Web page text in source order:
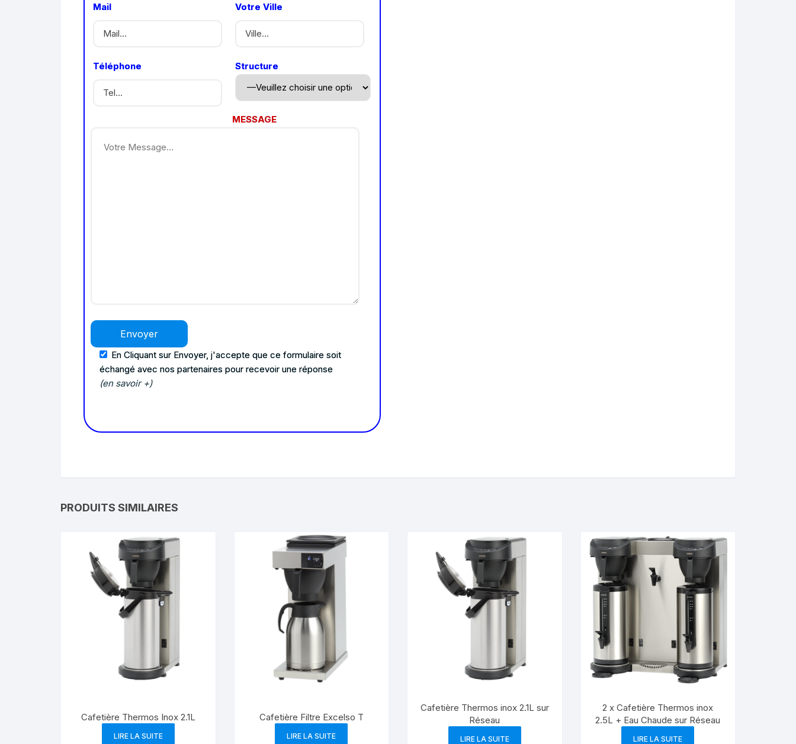
Mail
Téléphone
Votre Ville
Structure
MESSAGE
En Cliquant sur Envoyer, j'accepte que ce formulaire soit
échangé avec nos partenaires pour recevoir une réponse
(en savoir +)
PRODUITS SIMILAIRES
Cafetière Thermos Inox 2.1L
LIRE LA SUITE
Cafetière Filtre Excelso T
LIRE LA SUITE
Cafetière Thermos inox 2.1L sur
Réseau
LIRE LA SUITE
2 x Cafetière Thermos inox
2.5L + Eau Chaude sur Réseau
LIRE LA SUITE